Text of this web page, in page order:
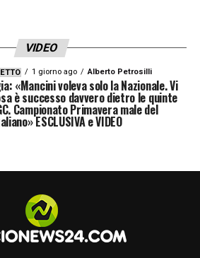
VIDEO
1 giorno ago Alberto Petrosilli
«Mancini voleva solo la Nazionale. Vi
è successo davvero dietro le quinte
Campionato Primavera male del
ESCLUSIVA e VIDEO